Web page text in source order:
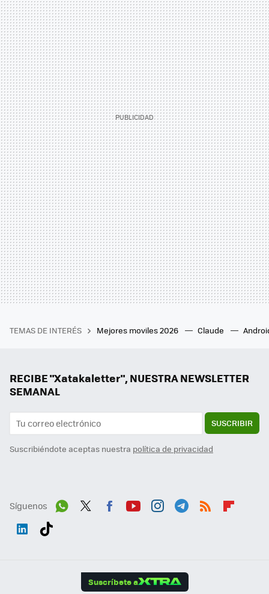
TEMAS DE INTERÉS Mejores moviles 2026 Claude
RECIBE "Xatakaletter", NUESTRA NEWSLETTER
SEMANAL
SUSCRIBIR
Suscribiéndote aceptas nuestra política de privacidad
Síguenos
Suscríbete a